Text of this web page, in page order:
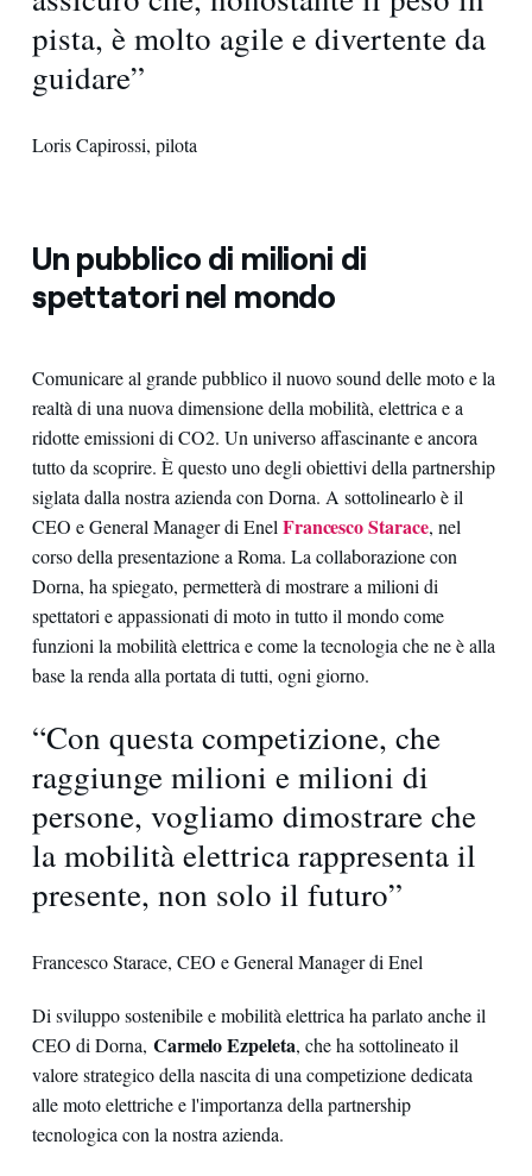
pista, è molto agile e divertente da
guidare”
Loris Capirossi, pilota
Un pubblico di milioni di
spettatori nel mondo
Comunicare al grande pubblico il nuovo sound delle moto e la
realtà di una nuova dimensione della mobilità, elettrica e a
ridotte emissioni di CO2. Un universo affascinante e ancora
tutto da scoprire. È questo uno degli obiettivi della partnership
siglata dalla nostra azienda con Dorna. A sottolinearlo è il
CEO e General Manager di Enel Francesco Starace, nel
corso della presentazione a Roma. La collaborazione con
Dorna, ha spiegato, permetterà di mostrare a milioni di
spettatori e appassionati di moto in tutto il mondo come
funzioni la mobilità elettrica e come la tecnologia che ne è alla
base la renda alla portata di tutti, ogni giorno.
“Con questa competizione, che
raggiunge milioni e milioni di
persone, vogliamo dimostrare che
la mobilità elettrica rappresenta il
presente, non solo il futuro”
Francesco Starace, CEO e General Manager di Enel
Di sviluppo sostenibile e mobilità elettrica ha parlato anche il
CEO di Dorna, Carmelo Ezpeleta, che ha sottolineato il
valore strategico della nascita di una competizione dedicata
alle moto elettriche e l'importanza della partnership
tecnologica con la nostra azienda.